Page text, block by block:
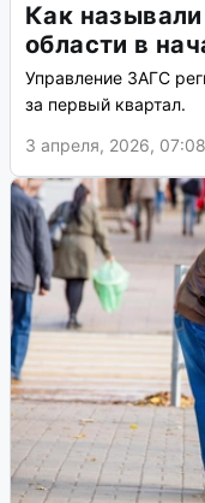
Как
области в
Управление ЗАГС
за первый квартал.
3 апреля, 2026, 07:08